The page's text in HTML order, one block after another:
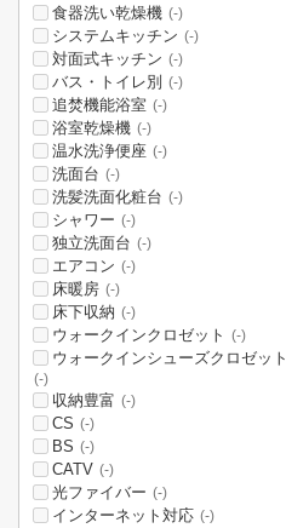
食器洗い乾燥機 (-)
システムキッチン (-)
対面式キッチン (-)
バス・トイレ別 (-)
追焚機能浴室 (-)
浴室乾燥機 (-)
温水洗浄便座 (-)
洗面台 (-)
洗髪洗面化粧台 (-)
シャワー (-)
独立洗面台 (-)
エアコン (-)
床暖房 (-)
床下収納 (-)
ウォークインクロゼット (-)
ウォークインシューズクロゼット
(-)
収納豊富 (-)
CS (-)
BS (-)
CATV (-)
光ファイバー (-)
インターネット対応 (-)